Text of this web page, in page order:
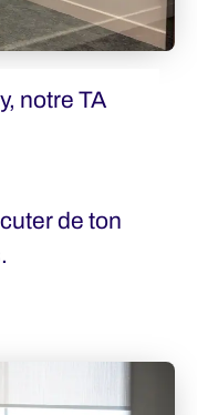
notre TA
de ton